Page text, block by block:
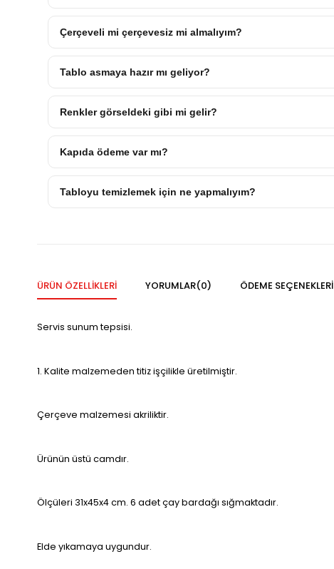
Çerçeveli mi çerçevesiz mi almalıyım?
Tablo asmaya hazır mı geliyor?
Renkler görseldeki gibi mi gelir?
Kapıda ödeme var mı?
Tabloyu temizlemek için ne yapmalıyım?
ÜRÜN ÖZELLIKLERI YORUMLAR(0) ÖDEME SEÇENEKLERI
Servis sunum tepsisi.
1. Kalite malzemeden titiz işçilikle üretilmiştir.
Çerçeve malzemesi akriliktir.
Ürünün üstü camdır.
Ölçüleri 31x45x4 cm. 6 adet çay bardağı sığmaktadır.
Elde yıkamaya uygundur.